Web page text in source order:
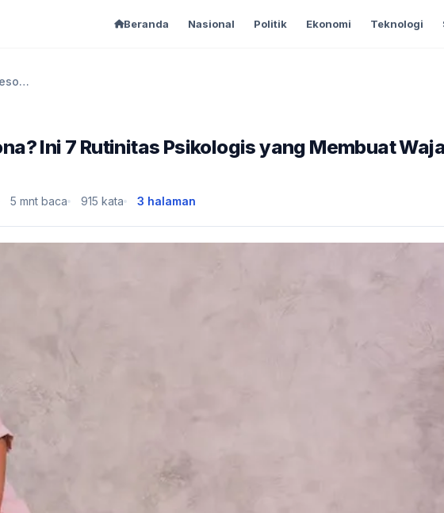
Beranda Nasional Politik Ekonomi Teknologi
Makin Tua Makin Memesona? Ini 7 Rutinitas Psikolog...
Ini 7 Rutinitas Psikologis yang Membuat
5 mnt baca 915 kata 3 halaman